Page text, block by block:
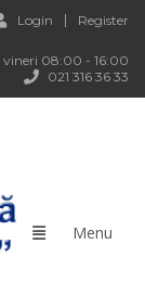
Login Register
vineri 08:00 - 16:00
021 316 36 33